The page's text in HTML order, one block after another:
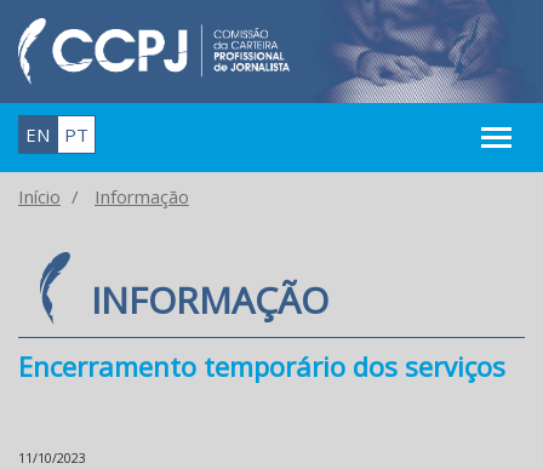
EN PT
Início Informação
INFORMAÇÃO
Encerramento temporário dos serviços
11/10/2023